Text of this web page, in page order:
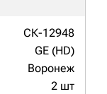
СК-12948
GE (HD)
Воронеж
2 шт